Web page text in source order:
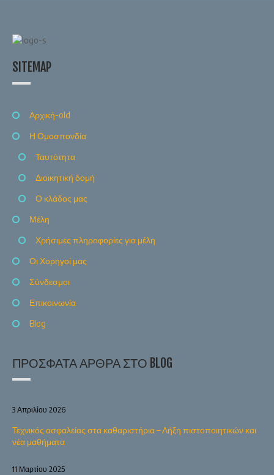
SITEMAP
Αρχική-old
Η Ομοσπονδία
Ταυτότητα
Διοικητική δομή
Ο κλάδος μας
Μέλη
Χρήσιμες πληροφορίες για μέλη
Οι Χορηγοί μας
Σύνδεσμοι
Επικοινωνία
Blog
ΠΡΌΣΦΑΤΑ ΆΡΘΡΑ ΣΤΟ BLOG
Τεχνικός ασφαλείας στα καθαριστήρια – Λήξη πιστοποιητικών και
νέα μαθήματα
3 Απριλίου 2026
11 Μαρτίου 2025